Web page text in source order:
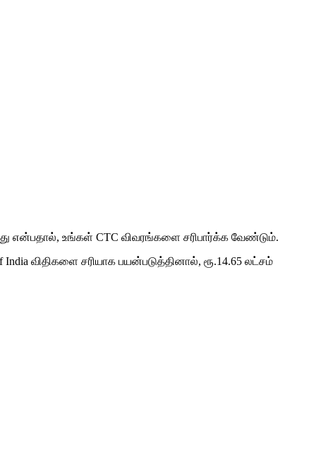
என்பதால், உங்கள் CTC விவரங்களை சரிபார்க்க வேண்டும்.
India விதிகளை சரியாக பயன்படுத்தினால், ரூ.14.65 லட்சம்